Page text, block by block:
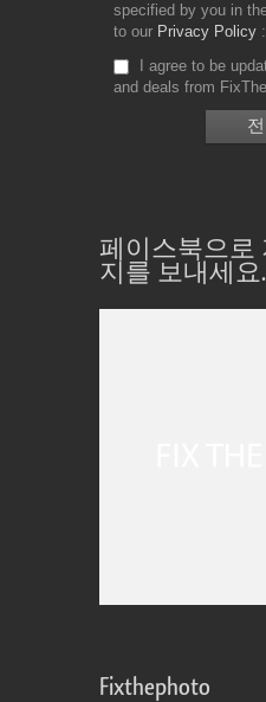
specified by you in
to our Privacy Policy
I agree to be
and deals from
페이스북으로
지를 보내세요.
Fixthephoto